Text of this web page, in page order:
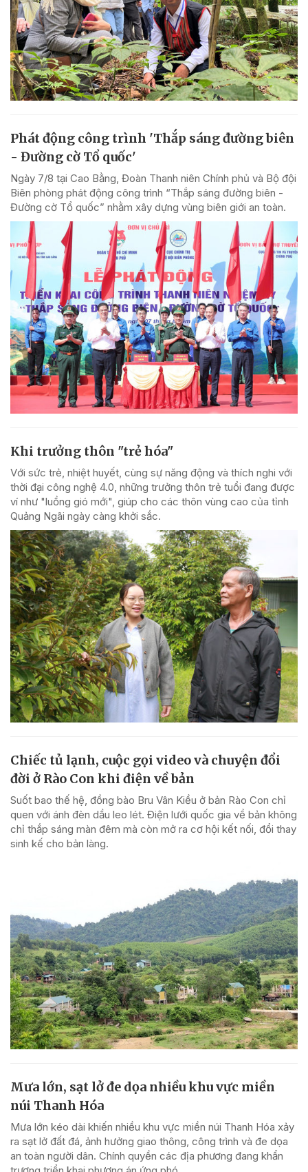
Phát động công trình 'Thắp sáng đường biên
- Đường cờ Tổ quốc'
Ngày 7/8 tại Cao Bằng, Đoàn Thanh niên Chính phủ và Bộ đội
Biên phòng phát động công trình “Thắp sáng đường biên -
Đường cờ Tổ quốc” nhằm xây dựng vùng biên giới an toàn.
Khi trưởng thôn "trẻ hóa"
Với sức trẻ, nhiệt huyết, cùng sự năng động và thích nghi với
thời đại công nghệ 4.0, những trưởng thôn trẻ tuổi đang được
ví như "luồng gió mới", giúp cho các thôn vùng cao của tỉnh
Quảng Ngãi ngày càng khởi sắc.
Chiếc tủ lạnh, cuộc gọi video và chuyện đổi
đời ở Rào Con khi điện về bản
Suốt bao thế hệ, đồng bào Bru Vân Kiều ở bản Rào Con chỉ
quen với ánh đèn dầu leo lét. Điện lưới quốc gia về bản không
chỉ thắp sáng màn đêm mà còn mở ra cơ hội kết nối, đổi thay
sinh kế cho bản làng.
Mưa lớn, sạt lở đe dọa nhiều khu vực miền
núi Thanh Hóa
Mưa lớn kéo dài khiến nhiều khu vực miền núi Thanh Hóa xảy
ra sạt lở đất đá, ảnh hưởng giao thông, công trình và đe dọa
an toàn người dân. Chính quyền các địa phương đang khẩn